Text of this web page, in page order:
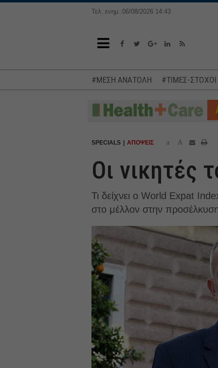
Τελ. ενημ.:06/08/2026 14:43
#ΜΕΣΗ ΑΝΑΤΟΛΗ #ΤΙΜΕΣ-
SPECIALS ΑΠΟΨΕΙΣ a A
Οι νικητές
Τι δείχνει ο World Expat
στο μέλλον στην